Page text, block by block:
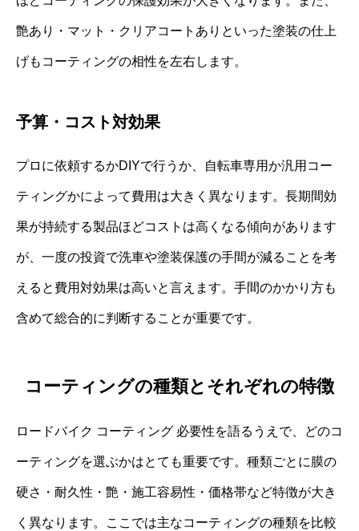
艶あり・マット・クリアコートありといった塗装の仕上
げもコーティングの相性を左右します。
予算・コスト対効果
プロに依頼するかDIYで行うか、自転車専用か汎用コー
ティングかによって費用は大きく異なります。長期間効
果が持続する製品ほどコストは高くなる傾向があります
が、一度の投資で洗車や塗装保護の手間が減ることを考
えると費用対効果は高いと言えます。手間のかかり方も
含めて総合的に判断することが重要です。
コーティングの種類とそれぞれの特徴
ロードバイク コーティング 必要性を語るうえで、どのコ
ーティングを選ぶかはとても重要です。種類ごとに膜の
硬さ・耐久性・艶・施工容易性・価格帯など特徴が大き
く異なります。ここでは主なコーティングの種類を比較